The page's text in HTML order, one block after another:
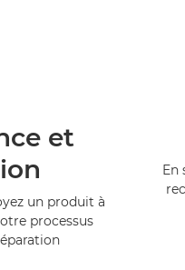
et
un produit à
processus
En